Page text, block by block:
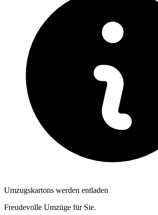
Umzugskartons werden entladen
Freudevolle Umzüge für Sie.